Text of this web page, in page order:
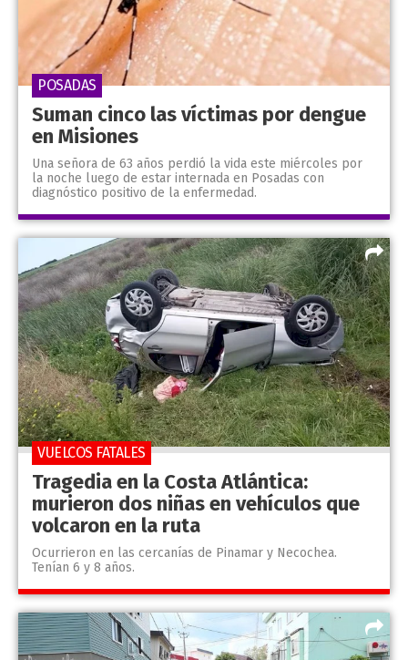
Suman cinco las víctimas por dengue
en Misiones
Una señora de 63 años perdió la vida este miércoles por
la noche luego de estar internada en Posadas con
diagnóstico positivo de la enfermedad.
POSADAS
Tragedia en la Costa Atlántica:
murieron dos niñas en vehículos que
volcaron en la ruta
Ocurrieron en las cercanías de Pinamar y Necochea.
Tenían 6 y 8 años.
VUELCOS FATALES